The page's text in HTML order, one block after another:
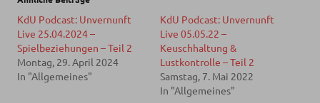
KdU Podcast: Unvernunft
Live 25.04.2024 –
Spielbeziehungen – Teil 2
Montag, 29. April 2024
In "Allgemeines"
KdU Podcast: Unvernunft
Live 05.05.22 –
Keuschhaltung &
Lustkontrolle – Teil 2
Samstag, 7. Mai 2022
In "Allgemeines"